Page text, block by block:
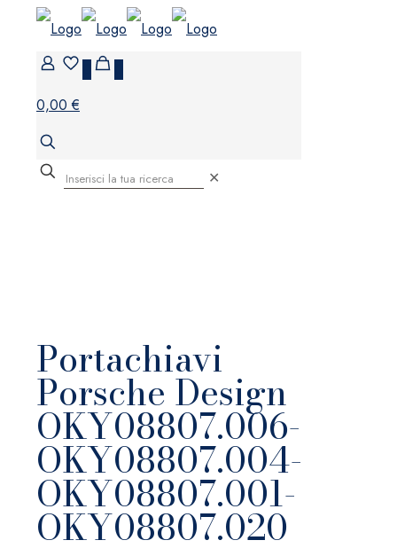
0,00 €
✕
Portachiavi
Porsche Design
OKY08807.006-
OKY08807.004-
OKY08807.001-
OKY08807.020